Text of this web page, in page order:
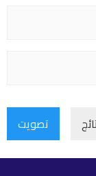
تصويت